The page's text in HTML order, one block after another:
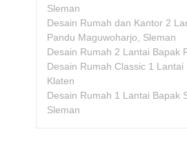
Sleman
Desain Rumah dan Kantor 2
Pandu Maguwoharjo, Sleman
Desain Rumah 2 Lantai Bapak
Desain Rumah Classic 1 Lantai
Klaten
Desain Rumah 1 Lantai Bapak
Sleman